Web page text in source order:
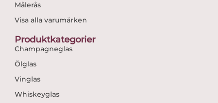
Målerås
Visa alla varumärken
Produktkategorier
Champagneglas
Ölglas
Vinglas
Whiskeyglas